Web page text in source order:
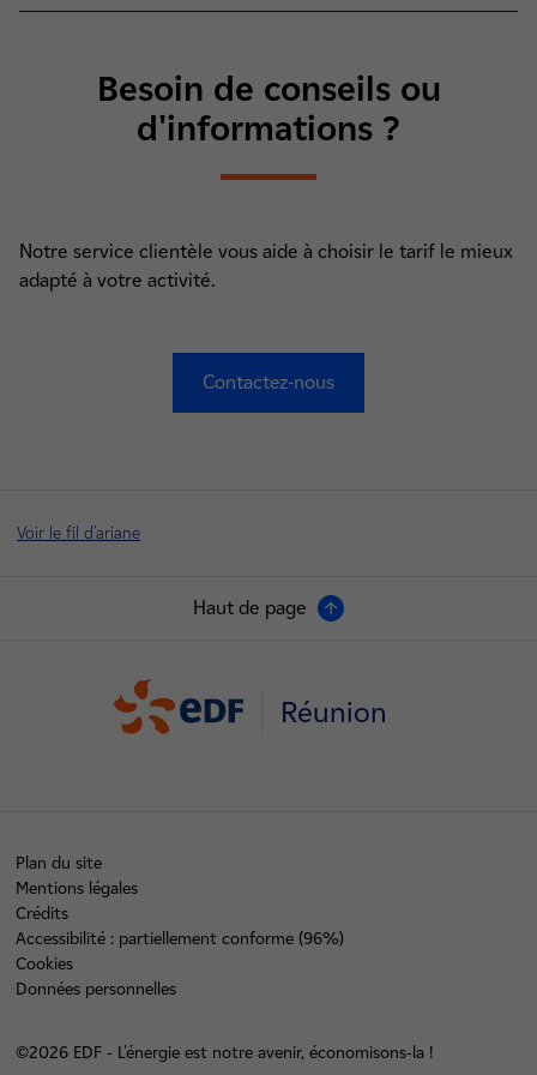
Besoin de conseils ou
d'informations ?
Notre service clientèle vous aide à choisir le tarif le mieux
adapté à votre activité.
Contactez-nous
Voir le fil d'ariane
Haut de page
Réunion
Plan du site
Mentions légales
Crédits
Accessibilité : partiellement conforme (96%)
Cookies
Données personnelles
©2026 EDF - L'énergie est notre avenir, économisons-la !